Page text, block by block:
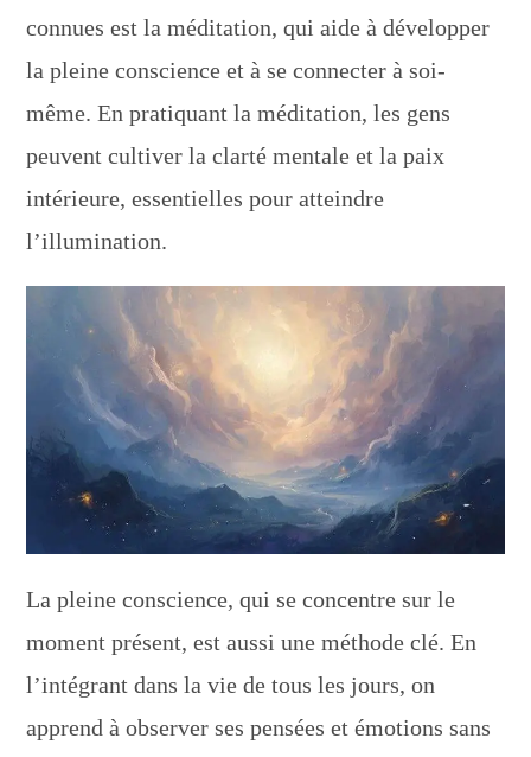
connues est la méditation, qui aide à développer
la pleine conscience et à se connecter à soi-
même. En pratiquant la méditation, les gens
peuvent cultiver la clarté mentale et la paix
intérieure, essentielles pour atteindre
l’illumination.
La pleine conscience, qui se concentre sur le
moment présent, est aussi une méthode clé. En
l’intégrant dans la vie de tous les jours, on
apprend à observer ses pensées et émotions sans